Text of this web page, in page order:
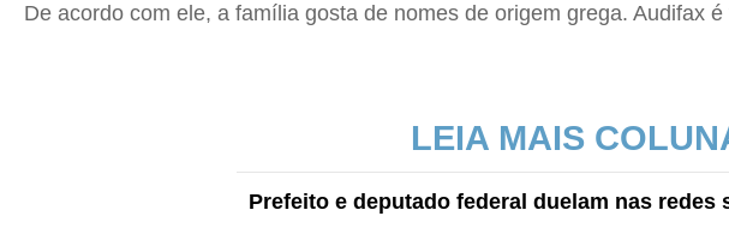
De acordo com ele, a família gosta de nomes de origem grega. Audifax
LEIA MAIS
Prefeito e deputado federal duelam nas redes